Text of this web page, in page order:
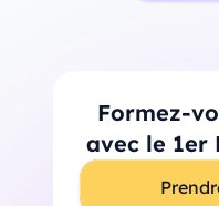
Formez-
avec le 1er